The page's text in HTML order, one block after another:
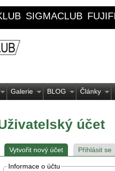
SIGMACLUB
Galerie BLOG Články
účet
Vytvořit nový účet Přihlásit se
Informace o účtu